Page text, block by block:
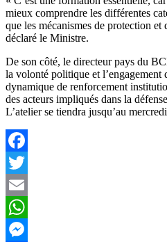
mieux comprendre les différentes
que les mécanismes de protection
déclaré le Ministre.
De son côté, le directeur pays du
la volonté politique et l’engagement
dynamique de renforcement
des acteurs impliqués dans la
L’atelier se tiendra jusqu’au
Facebook
Twitter
Email
WhatsApp